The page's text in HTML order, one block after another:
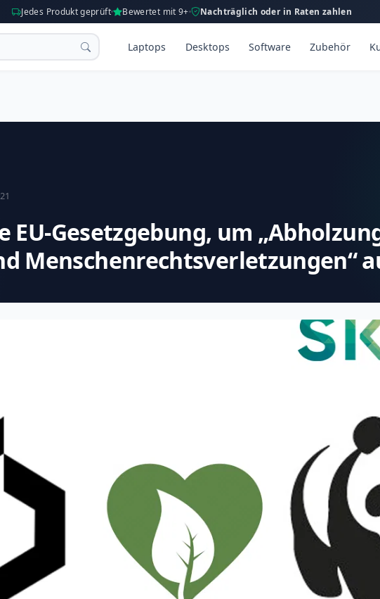
Jedes Produkt geprüft Bewertet mit 9+ Nachträglich oder in Raten zahlen
Laptops Desktops Software Zubehör
EU-Gesetzgebung, um
Menschenrechtsverletzungen“